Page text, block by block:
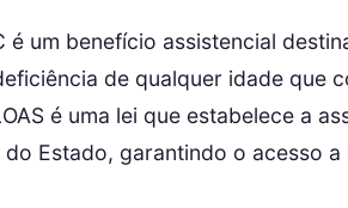
é um benefício assistencial
de qualquer idade que
é uma lei que estabelece a
do Estado, garantindo o acesso